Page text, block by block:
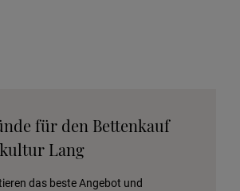
für den Bettenkauf
Lang
das beste Angebot und